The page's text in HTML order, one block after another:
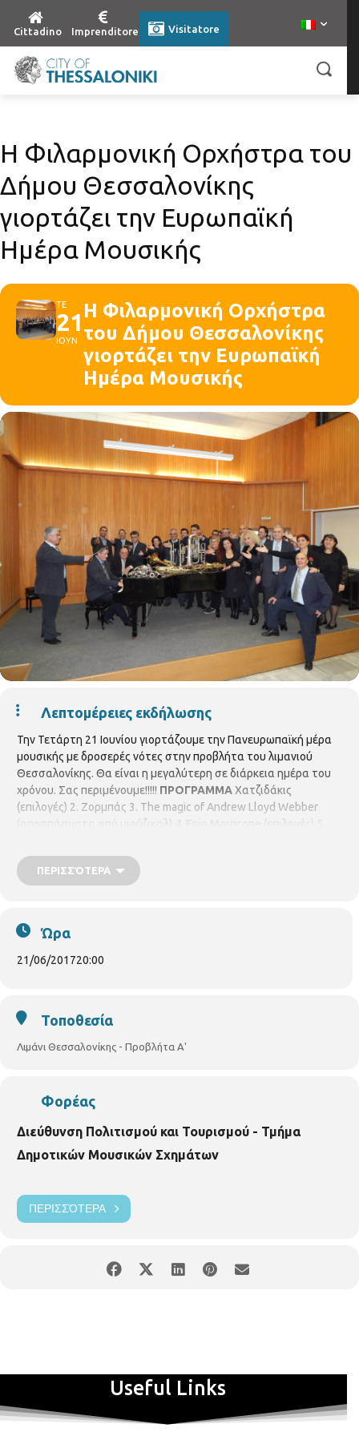
Cittadino Imprenditore Visitatore
Η Φιλαρμονική Ορχήστρα του
Δήμου Θεσσαλονίκης
γιορτάζει την Ευρωπαϊκή
Ημέρα Μουσικής
ΤΕ
21
ΙΟΥΝ
Η Φιλαρμονική Ορχήστρα
του Δήμου Θεσσαλονίκης
γιορτάζει την Ευρωπαϊκή
Ημέρα Μουσικής
Λεπτομέρειες εκδήλωσης
Την Τετάρτη 21 Ιουνίου γιορτάζουμε την Πανευρωπαϊκή μέρα
μουσικής με δροσερές νότες στην προβλήτα του λιμανιού
Θεσσαλονίκης. Θα είναι η μεγαλύτερη σε διάρκεια ημέρα του
χρόνου. Σας περιμένουμε!!!!! ΠΡΟΓΡΑΜΜΑΧατζιδάκις
(επιλογές) 2. Ζορμπάς 3. The magic of Andrew Lloyd Webber
(αποσπάσματα από μιούζικαλ) 4. Enio Morricone (επιλογές) 5.
(επιλογές) 9. YMCA ΕΙΣΟΔΟΣ ΕΛΕΥΘΕΡΗ!
ΠΕΡΙΣΣΌΤΕΡΑ
Ώρα
21/06/201720:00
Τοποθεσία
Λιμάνι Θεσσαλονίκης - Προβλήτα Α'
Φορέας
Διεύθυνση Πολιτισμού και Τουρισμού - Τμήμα
Δημοτικών Μουσικών Σχημάτων
ΠΕΡΙΣΣΌΤΕΡΑ
Useful Links